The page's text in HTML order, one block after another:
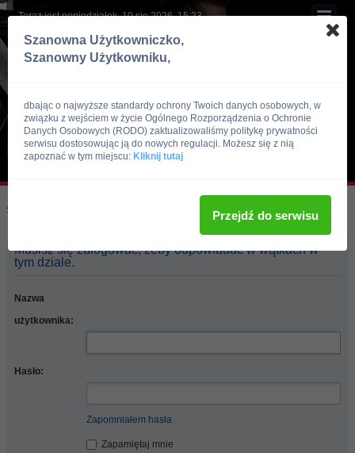
Teraz jest poniedziałek, 10 sie 2026, 15:23
Skocz do:
Musisz się zalogować, żeby odpowiadać w wątkach w
tym dziale.
Nazwa
użytkownika:
Hasło:
Zapomniałem hasła
Zapamiętaj mnie
Szanowna Użytkowniczko,
Szanowny Użytkowniku,
dbając o najwyższe standardy ochrony Twoich danych osobowych, w
związku z wejściem w życie Ogólnego Rozporządzenia o Ochronie
Danych Osobowych (RODO) zaktualizowaliśmy politykę prywatności
serwisu dostosowując ją do nowych regulacji. Możesz się z nią
zapoznać w tym miejscu: Kliknij tutaj
Przejdź do serwisu